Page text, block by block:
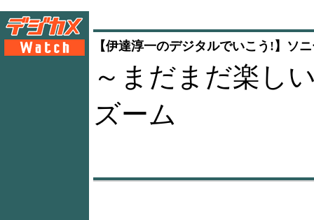
【伊達淳一のデジタルでいこう!】ソ
～まだまだ楽し
ズーム